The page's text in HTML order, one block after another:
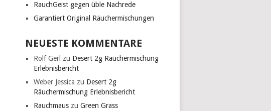
RauchGeist gegen üble Nachrede
Garantiert Original Räuchermischungen
NEUESTE KOMMENTARE
Rolf Gerl zu Desert 2g Räuchermischung
Erlebnisbericht
Weber Jessica zu Desert 2g
Räuchermischung Erlebnisbericht
Rauchmaus zuGreen Grass